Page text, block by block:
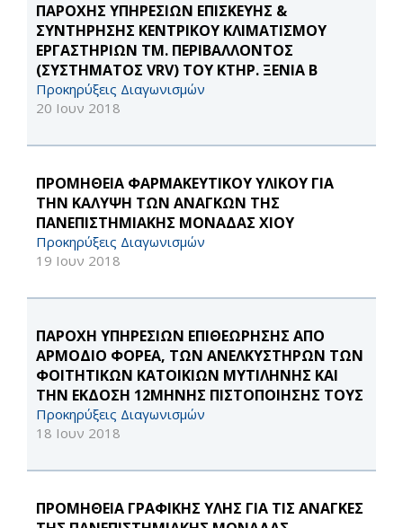
ΠΑΡΟΧΗΣ ΥΠΗΡΕΣΙΩΝ ΕΠΙΣΚΕΥΗΣ &
ΣΥΝΤΗΡΗΣΗΣ ΚΕΝΤΡΙΚΟΥ ΚΛΙΜΑΤΙΣΜΟΥ
ΕΡΓΑΣΤΗΡΙΩΝ ΤΜ. ΠΕΡΙΒΑΛΛΟΝΤΟΣ
(ΣΥΣΤΗΜΑΤΟΣ VRV) ΤΟΥ ΚΤΗΡ. ΞΕΝΙΑ Β
Προκηρύξεις Διαγωνισμών
20 Ιουν 2018
ΠΡΟΜΗΘΕΙΑ ΦΑΡΜΑΚΕΥΤΙΚΟΥ ΥΛΙΚΟΥ ΓΙΑ
ΤΗΝ ΚΑΛΥΨΗ ΤΩΝ ΑΝΑΓΚΩΝ ΤΗΣ
ΠΑΝΕΠΙΣΤΗΜΙΑΚΗΣ ΜΟΝΑΔΑΣ ΧΙΟΥ
Προκηρύξεις Διαγωνισμών
19 Ιουν 2018
ΠΑΡΟΧΗ ΥΠΗΡΕΣΙΩΝ ΕΠΙΘΕΩΡΗΣΗΣ ΑΠΟ
ΑΡΜΟΔΙΟ ΦΟΡΕΑ, ΤΩΝ ΑΝΕΛΚΥΣΤΗΡΩΝ ΤΩΝ
ΦΟΙΤΗΤΙΚΩΝ ΚΑΤΟΙΚΙΩΝ ΜΥΤΙΛΗΝΗΣ ΚΑΙ
ΤΗΝ ΕΚΔΟΣΗ 12ΜΗΝΗΣ ΠΙΣΤΟΠΟΙΗΣΗΣ ΤΟΥΣ
Προκηρύξεις Διαγωνισμών
18 Ιουν 2018
ΠΡΟΜΗΘΕΙΑ ΓΡΑΦΙΚΗΣ ΥΛΗΣ ΓΙΑ ΤΙΣ ΑΝΑΓΚΕΣ